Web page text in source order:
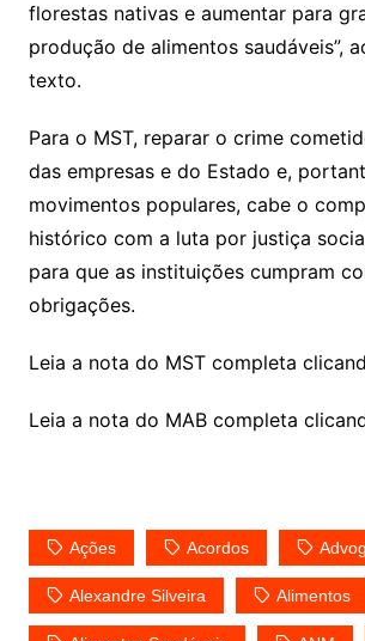
florestas nativas e aumentar para
produção de alimentos saudáveis”,
texto.
Para o MST, reparar o crime
das empresas e do Estado e,
movimentos populares, cabe o
histórico com a luta por justiça
para que as instituições cumpram
obrigações.
Leia a nota do MST completa
Leia a nota do MAB completa
Ações Acordos
Alexandre Silveira Alimentos